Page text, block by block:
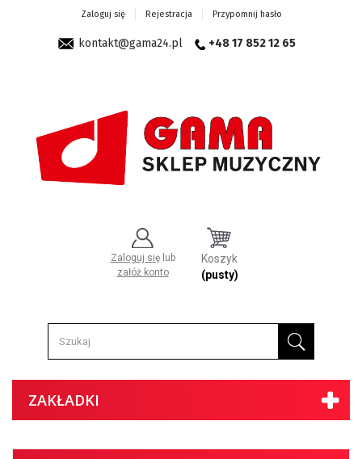
Zaloguj się Rejestracja Przypomnij hasło
kontakt@gama24.pl +48 17 852 12 65
Zaloguj się lub
załóż konto
Koszyk
(pusty)
ZAKŁADKI